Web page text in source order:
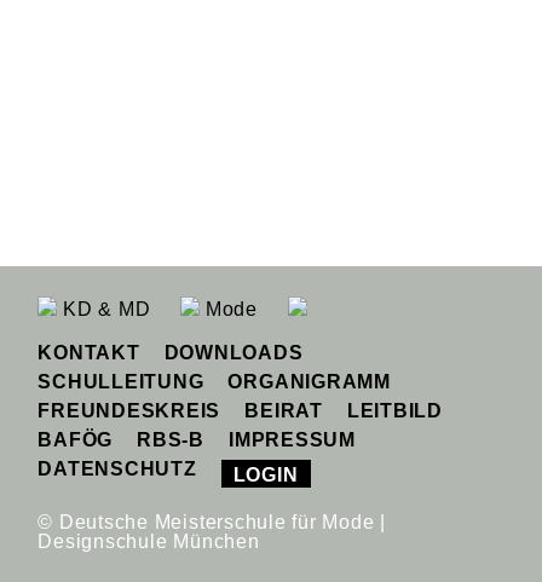
KD & MD Mode
KONTAKT
DOWNLOADS
SCHULLEITUNG
ORGANIGRAMM
FREUNDESKREIS
BEIRAT
LEITBILD
BAFÖG
RBS-B
IMPRESSUM
DATENSCHUTZ
LOGIN
© Deutsche Meisterschule für Mode |
Designschule München